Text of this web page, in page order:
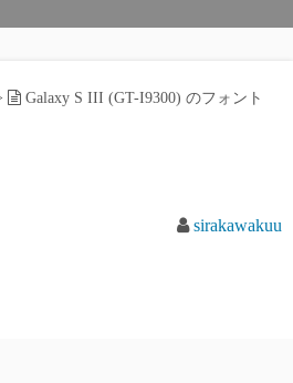
Galaxy S III (GT-I9300) のフォント
sirakawakuu